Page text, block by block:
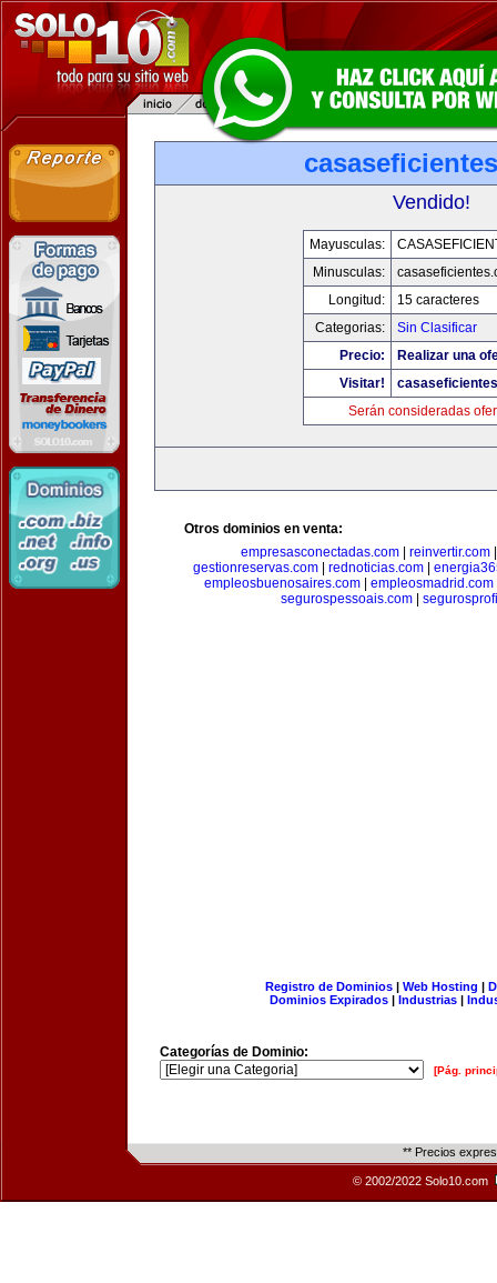
Vendido!
Mayusculas:
Minusculas:
Longitud:
15 caracteres
Categorias:
Sin Clasificar
Precio:
Realizar una
Visitar!
Serán consideradas
Otros dominios en venta:
empresasconectadas.com| reinvertir.com
gestionreservas.com| rednoticias.com|
empleosbuenosaires.com
empleosmadrid.com
segurospessoais.com|
Registro de Dominios| Web Hosting |
Dominios Expirados | Industrias |
Categorías de Dominio:
[Pág.
** Precios
© 2002/2022 Solo10.com